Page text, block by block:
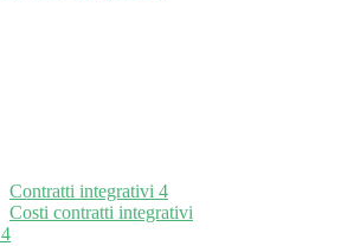
Contratti integrativi 4
Costi contratti integrativi
4